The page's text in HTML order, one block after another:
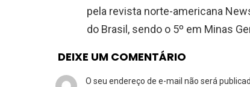
pela revista norte-americana
do Brasil, sendo o 5º em Minas
DEIXE UM COMENTÁRIO
O seu endereço de e-mail não será